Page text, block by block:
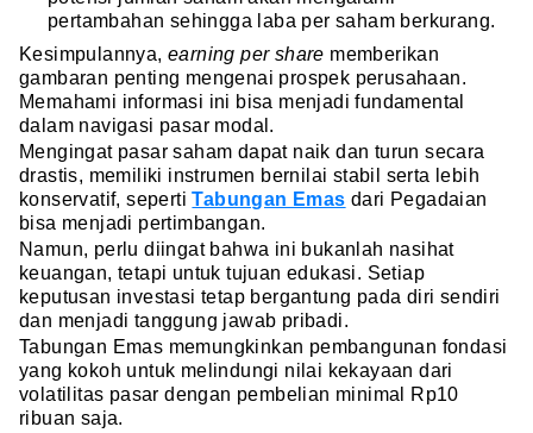
pertambahan sehingga laba per saham berkurang.
Kesimpulannya, earning per share memberikan
gambaran penting mengenai prospek perusahaan.
Memahami informasi ini bisa menjadi fundamental
dalam navigasi pasar modal.
Mengingat pasar saham dapat naik dan turun secara
drastis, memiliki instrumen bernilai stabil serta lebih
konservatif, sepertiTabungan Emas dari Pegadaian
bisa menjadi pertimbangan.
Namun, perlu diingat bahwa ini bukanlah nasihat
keuangan, tetapi untuk tujuan edukasi. Setiap
keputusan investasi tetap bergantung pada diri sendiri
dan menjadi tanggung jawab pribadi.
Tabungan Emas memungkinkan pembangunan fondasi
yang kokoh untuk melindungi nilai kekayaan dari
volatilitas pasar dengan pembelian minimal Rp10
ribuan saja.